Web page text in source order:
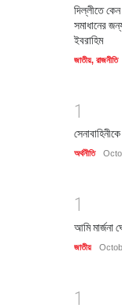
দিল্লীতে
সমাধানের
ইবরাহিম
জাতীয়, রাজনীতি
1
অর্থনীতি
1
আমি মার্জনা
জাতীয়
1